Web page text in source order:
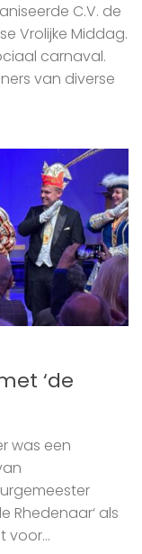
C.V. de
Vrolijke Middag.
carnaval.
van diverse
‘de
was een
Rhedenaar‘ als
voor...